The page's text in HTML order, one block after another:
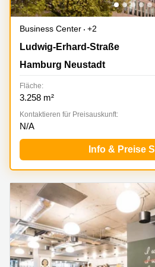
Business Center
+2
Ludwig-Erhard-Straße 18,
Ludwig-Erhard-Straße
Hamburg Neustadt
Fläche:
3.258 m²
Kontaktieren für Preisauskunft:
N/A
Info & Preise